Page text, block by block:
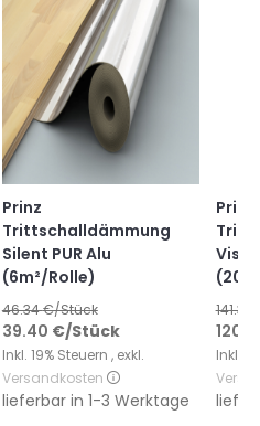
Prinz
Trittschalldämmung
Silent PUR Alu
(6m²/Rolle)
46.34€/Stück
39.40 €/Stück
Inkl. 19% Steuern , exkl.
Versandkosten
lieferbar in 1-3 Werktage
Prinz
141.38
Inkl.